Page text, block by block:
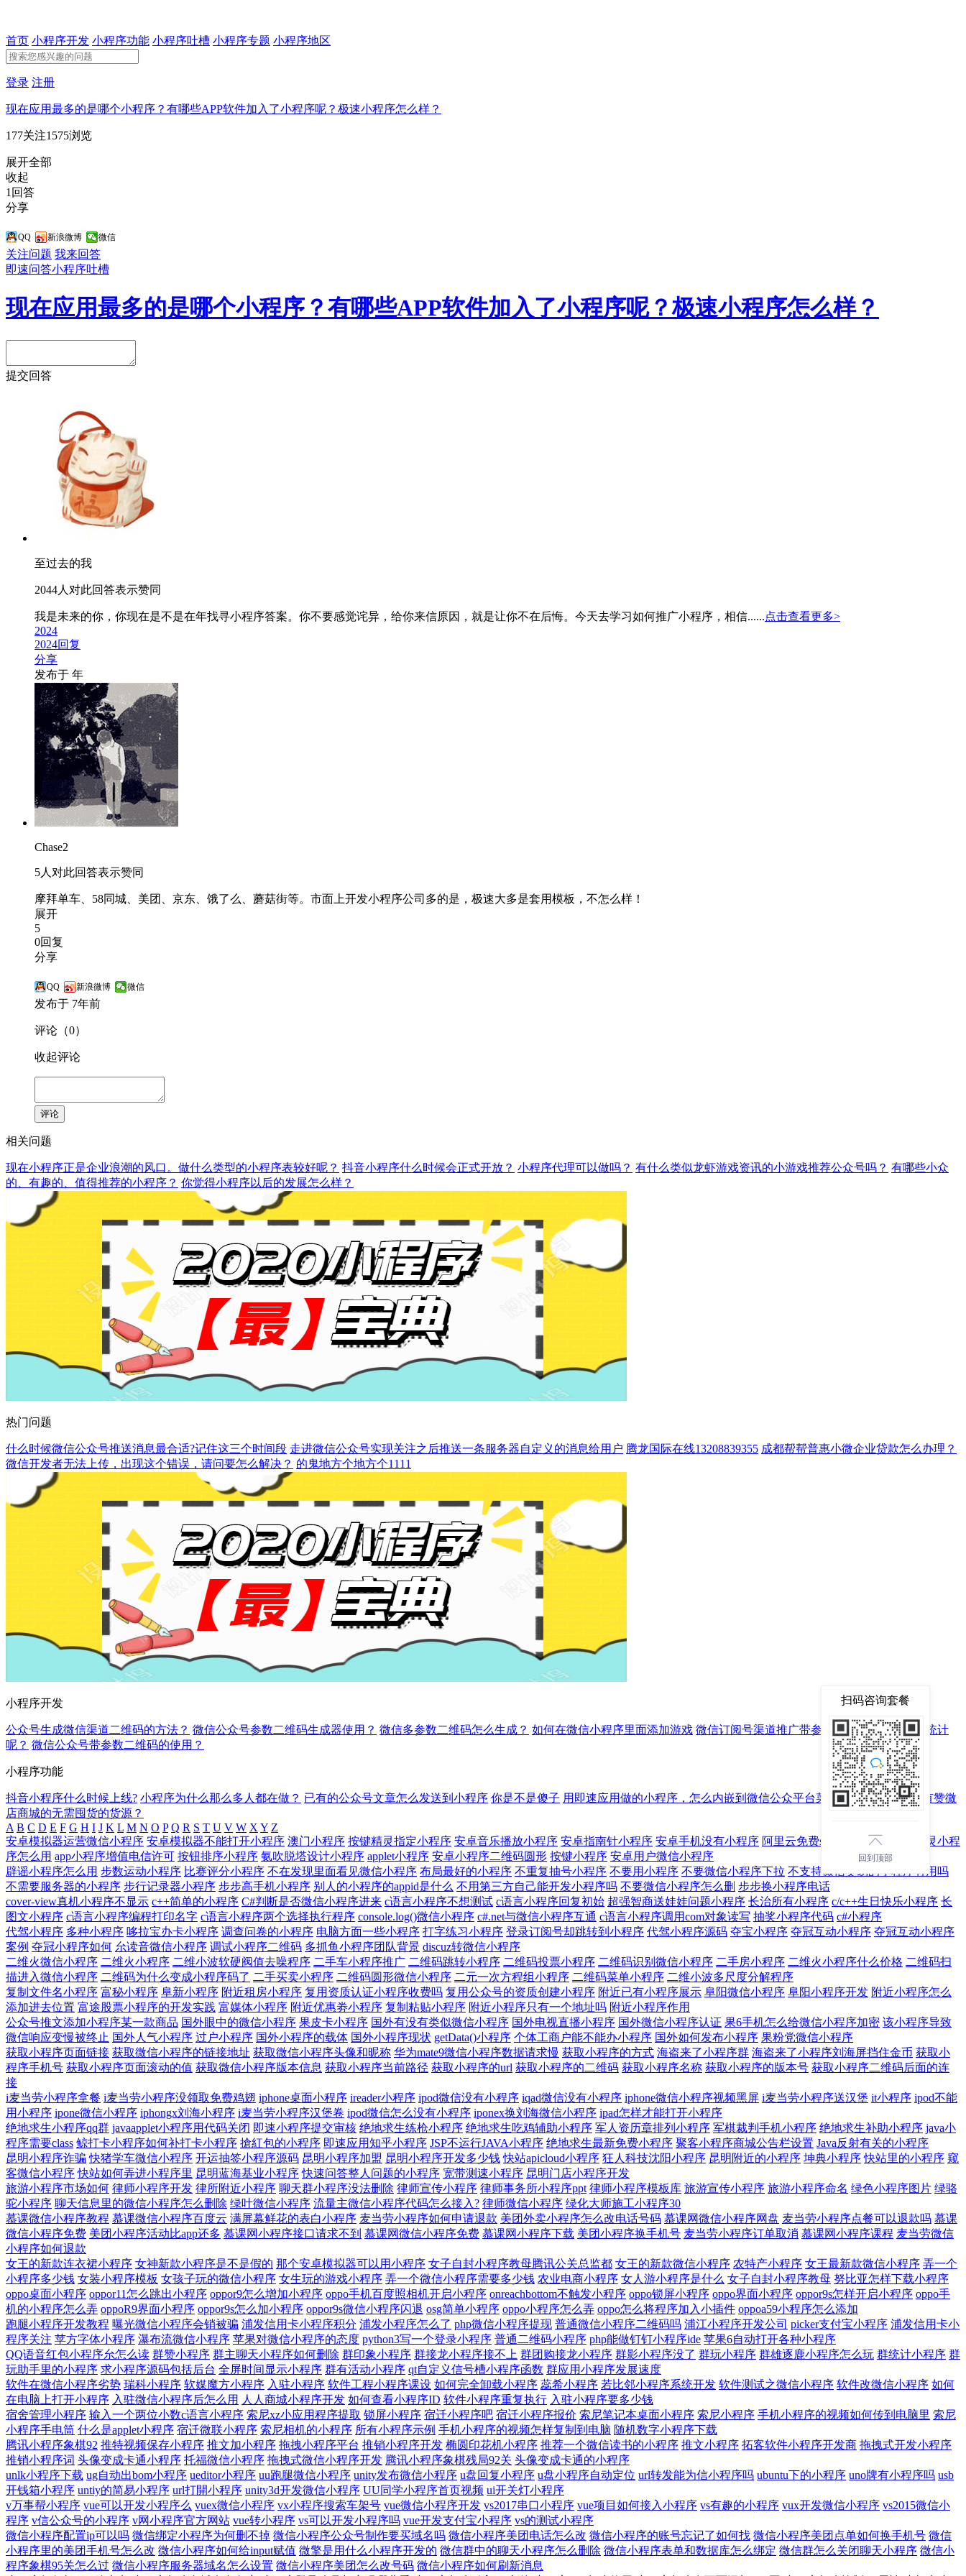
首页 小程序开发 小程序功能 小程序吐槽 小程序专题 小程序地区
登录 注册
现在应用最多的是哪个小程序？有哪些APP软件加入了小程序呢？极速小程序怎么样？
177关注1575浏览
展开全部
收起
1回答
分享
QQ 新浪微博 微信
关注问题 我来回答
即速问答小程序吐槽
现在应用最多的是哪个小程序？有哪些APP软件加入了小程序呢？极速小程序怎么样？
提交回答
至过去的我
2044人对此回答表示赞同
我是未来的你，你现在是不是在年找寻小程序答案。你不要感觉诧异，给你来信原因，就是让你不在后悔。今天去学习如何推广小程序，相信......点击查看更多>
2024
2024回复
分享
发布于 年
Chase2
5人对此回答表示赞同
摩拜单车、58同城、美团、京东、饿了么、蘑菇街等。市面上开发小程序公司多的是，极速大多是套用模板，不怎么样！
展开
5
0回复
分享
QQ 新浪微博 微信
发布于 7年前
评论（0）
收起评论
评论
相关问题
现在小程序正是企业浪潮的风口。做什么类型的小程序表较好呢？ 抖音小程序什么时候会正式开放？ 小程序代理可以做吗？ 有什么类似龙虾游戏资讯的小游戏推荐公众号吗？ 有哪些小众
的、有趣的、值得推荐的小程序？ 你觉得小程序以后的发展怎么样？
热门问题
什么时候微信公众号推送消息最合适?记住这三个时间段 走进微信公众号实现关注之后推送一条服务器自定义的消息给用户 腾龙国际在线13208839355 成都帮帮普惠小微企业贷款怎么办理？
微信开发者无法上传，出现这个错误，请问要怎么解决？ 的鬼地方个地方个1111
小程序开发
公众号生成微信渠道二维码的方法？ 微信公众号参数二维码生成器使用？ 微信多参数二维码怎么生成？ 如何在微信小程序里面添加游戏 微信订阅号渠道推广带参数二维码如何生成和统计
呢？ 微信公众号带参数二维码的使用？
小程序功能
抖音小程序什么时候上线? 小程序为什么那么多人都在做？ 已有的公众号文章怎么发送到小程序 你是不是傻子 用即速应用做的小程序，怎么内嵌到微信公众平台菜单栏？ 有没有类似有赞微
店商城的无需囤货的货源？
A B C D E F G H I J K L M N O P Q R S T U V W X Y Z
安卓模拟器运营微信小程序 安卓模拟器不能打开小程序 澳门小程序 按键精灵指定小程序 安卓音乐播放小程序 安卓指南针小程序 安卓手机没有小程序 阿里云免费ssl证书小程序
按键精灵小程
序怎么用 app小程序增值电信许可 按钮排序小程序 氨吹脱塔设计小程序 applet小程序 安卓小程序二维码圆形 按键小程序 安卓用户微信小程序
辟谣小程序怎么用 步数运动小程序 比赛评分小程序 不在发现里面看见微信小程序 布局最好的小程序 不重复抽号小程序 不要用小程序 不要微信小程序下拉 不支持微信交易的小程序有用吗
不需要服务器的小程序 步行记录器小程序 步步高手机小程序 别人的小程序的appid是什么 不用第三方自己能开发小程序吗 不要微信小程序怎么删 步步换小程序电话
cover-view真机小程序不显示 c++简单的小程序 C#判断是否微信小程序进来 c语言小程序不想测试 c语言小程序回复初始 超强智商送娃娃问题小程序 长治所有小程序 c/c++生日快乐小程序 长
图文小程序 c语言小程序编程打印名字 c语言小程序两个选择执行程序 console.log()微信小程序 c#.net与微信小程序互通 c语言小程序调用com对象读写 抽奖小程序代码 c#小程序
代驾小程序 多种小程序 哆拉宝办卡小程序 调查问卷的小程序 电脑方面一些小程序 打字练习小程序 登录订阅号却跳转到小程序 代驾小程序源码 夺宝小程序 夺冠互动小程序 夺冠互动小程序
案例 夺冠小程序如何 厼读音微信小程序 调试小程序二维码 多抓鱼小程序团队背景 discuz转微信小程序
二维火微信小程序 二维火小程序 二维小波软硬阀值去噪程序 二手车小程序推广 二维码跳转小程序 二维码投票小程序 二维码识别微信小程序 二手房小程序 二维火小程序什么价格 二维码扫
描进入微信小程序 二维码为什么变成小程序码了 二手买卖小程序 二维码圆形微信小程序 二元一次方程组小程序 二维码菜单小程序 二维小波多尺度分解程序
复制文件名小程序 富秘小程序 阜新小程序 附近租房小程序 复用资质认证小程序收费吗 复用公众号的资质创建小程序 附近已有小程序展示 阜阳微信小程序 阜阳小程序开发 附近小程序怎么
添加进去位置 富途股票小程序的开发实践 富媒体小程序 附近优惠劵小程序 复制粘贴小程序 附近小程序只有一个地址吗 附近小程序作用
公众号推文添加小程序某一款商品 国外眼中的微信小程序 果皮卡小程序 国外有没有类似微信小程序 国外电视直播小程序 国外微信小程序认证 果6手机怎么给微信小程序加密 该小程序导致
微信响应变慢被终止 国外人气小程序 过户小程序 国外小程序的载体 国外小程序现状 getData()小程序 个体工商户能不能办小程序 国外如何发布小程序 果粉党微信小程序
获取小程序页面链接 获取微信小程序的链接地址 获取微信小程序头像和昵称 华为mate9微信小程序数据请求慢 获取小程序的方式 海盗来了小程序群 海盗来了小程序刘海屏挡住金币 获取小
程序手机号 获取小程序页面滚动的值 获取微信小程序版本信息 获取小程序当前路径 获取小程序的url 获取小程序的二维码 获取小程序名称 获取小程序的版本号 获取小程序二维码后面的连
接
i麦当劳小程序拿餐 i麦当劳小程序没领取免费鸡翅 iphone桌面小程序 ireader小程序 ipod微信没有小程序 iqad微信没有小程序 iphone微信小程序视频黑屏 i麦当劳小程序送汉堡 it小程序 ipod不能
用小程序 ipone微信小程序 iphongx刘海小程序 i麦当劳小程序汉堡卷 ipod微信怎么没有小程序 iponex换刘海微信小程序 ipad怎样才能打开小程序
绝地求生小程序qq群 javaapplet小程序用代码关闭 即速小程序提交审核 绝地求生练枪小程序 绝地求生吃鸡辅助小程序 军人资历章排列小程序 军棋裁判手机小程序 绝地求生补助小程序 java小
程序需要class 鲸打卡小程序如何补打卡小程序 搶紅包的小程序 即速应用知乎小程序 JSP不运行JAVA小程序 绝地求生最新免费小程序 聚客小程序商城公告栏设置 Java反射有关的小程序
昆明小程序诈骗 快猪学车微信小程序 开运抽签小程序源码 昆明小程序加盟 昆明小程序开发多少钱 快站apicloud小程序 狂人科技沈阳小程序 昆明附近的小程序 坤典小程序 快站里的小程序 窥
客微信小程序 快站如何弄进小程序里 昆明蓝海基业小程序 快速问答整人问题的小程序 宽带测速小程序 昆明门店小程序开发
旅游小程序市场如何 律师小程序开发 律所附近小程序 聊天群小程序没法删除 律师宣传小程序 律师事务所小程序ppt 律师小程序模板库 旅游宣传小程序 旅游小程序命名 绿色小程序图片 绿骆
驼小程序 聊天信息里的微信小程序怎么删除 绿叶微信小程序 流量主微信小程序代码怎么接入? 律师微信小程序 绿化大师施工小程序30
慕课微信小程序教程 慕课微信小程序百度云 满屏幕鲜花的表白小程序 麦当劳小程序如何申请退款 美团外卖小程序怎么改电话号码 慕课网微信小程序网盘 麦当劳小程序点餐可以退款吗 慕课
微信小程序免费 美团小程序活动比app还多 慕课网小程序接口请求不到 慕课网微信小程序免费 慕课网小程序下载 美团小程序换手机号 麦当劳小程序订单取消 慕课网小程序课程 麦当劳微信
小程序如何退款
女王的新款连衣裙小程序 女神新款小程序是不是假的 那个安卓模拟器可以用小程序 女子自封小程序教母腾讯公关总监都 女王的新款微信小程序 农特产小程序 女王最新款微信小程序 弄一个
小程序多少钱 女装小程序模板 女孩子玩的微信小程序 女生玩的游戏小程序 弄一个微信小程序需要多少钱 农业电商小程序 女人游小程序是什么 女子自封小程序教母 努比亚怎样下载小程序
oppo桌面小程序 oppor11怎么跳出小程序 oppor9怎么增加小程序 oppo手机百度照相机开启小程序 onreachbottom不触发小程序 oppo锁屏小程序 oppo界面小程序 oppor9s怎样开启小程序 oppo手
机的小程序怎么弄 oppoR9界面小程序 oppor9s怎么加小程序 oppor9s微信小程序闪退 osg简单小程序 oppo小程序怎么弄 oppo怎么将程序加入小插件 oppoa59小程序怎么添加
跑腿小程序开发教程 曝光微信小程序会销被骗 浦发信用卡小程序积分 浦发小程序怎么了 php微信小程序提现 普通微信小程序二维码吗 浦江小程序开发公司 picker支付宝小程序 浦发信用卡小
程序关注 苹方字体小程序 瀑布流微信小程序 苹果对微信小程序的态度 python3写一个登录小程序 普通二维码小程序 php能做钉钉小程序ide 苹果6自动打开各种小程序
QQ语音红包小程序厼怎么读 群赞小程序 群主聊天小程序如何删除 群印象小程序 群接龙小程序接不上 群团购接龙小程序 群影小程序没了 群玩小程序 群雄逐鹿小程序怎么玩 群统计小程序 群
玩助手里的小程序 求小程序源码包括后台 全屏时间显示小程序 群有活动小程序 qt自定义信号槽小程序函数 群应用小程序发展速度
软件在微信小程序劣势 瑞科小程序 软媒魔方小程序 入驻小程序 软件工程小程序课设 如何完全卸载小程序 蕊希小程序 若比邻小程序系统开发 软件测试之微信小程序 软件改微信小程序 如何
在电脑上打开小程序 入驻微信小程序后怎么用 人人商城小程序开发 如何查看小程序ID 软件小程序重复执行 入驻小程序要多少钱
宿舍管理小程序 输入一个两位小数c语言小程序 索尼xz小应用程序提取 锁屏小程序 宿迁小程序吧 宿迁小程序报价 索尼笔记本桌面小程序 索尼小程序 手机小程序的视频如何传到电脑里 索尼
小程序手电筒 什么是applet小程序 宿迁微联小程序 索尼相机的小程序 所有小程序示例 手机小程序的视频怎样复制到电脑 随机数字小程序下载
腾讯小程序象棋92 推特视频保存小程序 推文加小程序 拖拽小程序平台 推销小程序开发 椭圆印花机小程序 推荐一个微信读书的小程序 推文小程序 拓客软件小程序开发商 拖拽式开发小程序
推销小程序词 头像变成卡通小程序 托福微信小程序 拖拽式微信小程序开发 腾讯小程序象棋残局92关 头像变成卡通的小程序
unlk小程序下载 ug自动出bom小程序 ueditor小程序 uu跑腿微信小程序 unity发布微信小程序 u盘回复小程序 u盘小程序自动定位 url转发能为信小程序吗 ubuntu下的小程序 uno牌有小程序吗 usb
开钱箱小程序 untiy的简易小程序 url打開小程序 unity3d开发微信小程序 UU同学小程序首页视频 ui开关灯小程序
v万事帮小程序 vue可以开发小程序么 vuex微信小程序 vx小程序搜索车架号 vue微信小程序开发 vs2017串口小程序 vue项目如何接入小程序 vs有趣的小程序 vux开发微信小程序 vs2015微信小
程序 v信公众号的小程序 v网小程序官方网站 vue转小程序 vs可以开发小程序吗 vue开发支付宝小程序 vs的测试小程序
微信小程序配置ip可以吗 微信绑定小程序为何删不掉 微信小程序公众号制作要买域名吗 微信小程序美团电话怎么改 微信小程序的账号忘记了如何找 微信小程序美团点单如何换手机号 微信
小程序里的美团手机号怎么改 微信小程序如何给input赋值 微擎是用什么小程序开发的 微信群中的聊天小程序怎么删除 微信小程序表单和数据库怎么绑定 微信群怎么关闭聊天小程序 微信小
程序象棋95关怎么过 微信小程序服务器域名怎么设置 微信小程序美团怎么改号码 微信小程序如何刷新消息
扫码咨询套餐
回到顶部